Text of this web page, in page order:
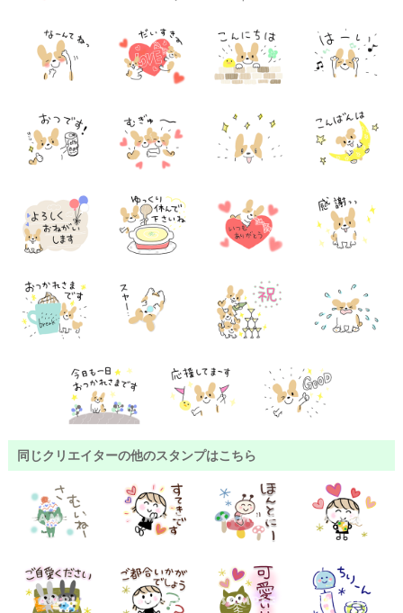
同じクリエイターの他のスタンプはこちら